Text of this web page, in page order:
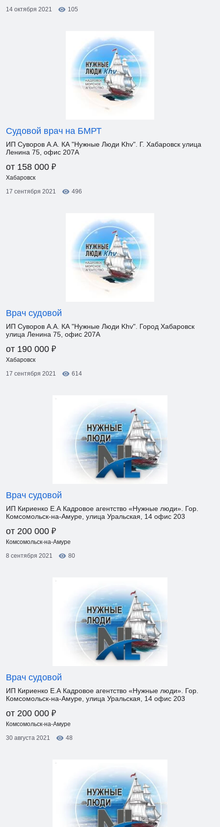
14 октября 2021
105
Судовой врач на БМРТ
ИП Суворов А.А. КА "Нужные Люди Khv". Г. Хабаровск улица
Ленина 75, офис 207А
от 158 000 ₽
Хабаровск
17 сентября 2021
496
Врач судовой
ИП Суворов А.А. КА "Нужные Люди Khv". Город Хабаровск
улица Ленина 75, офис 207А
от 190 000 ₽
Хабаровск
17 сентября 2021
614
Врач судовой
ИП Кириенко Е.А Кадровое агентство «Нужные люди». Гор.
Комсомольск-на-Амуре, улица Уральская, 14 офис 203
от 200 000 ₽
Комсомольск-на-Амуре
8 сентября 2021
80
Врач судовой
ИП Кириенко Е.А Кадровое агентство «Нужные люди». Гор.
Комсомольск-на-Амуре, улица Уральская, 14 офис 203
от 200 000 ₽
Комсомольск-на-Амуре
30 августа 2021
48